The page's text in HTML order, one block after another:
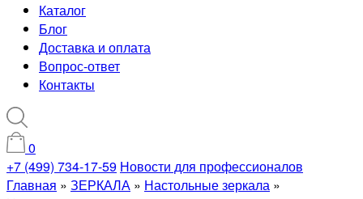
Каталог
Блог
Доставка и оплата
Вопрос-ответ
Контакты
0
+7 (499) 734-17-59 Новости для профессионалов
Главная » ЗЕРКАЛА » Настольные зеркала »